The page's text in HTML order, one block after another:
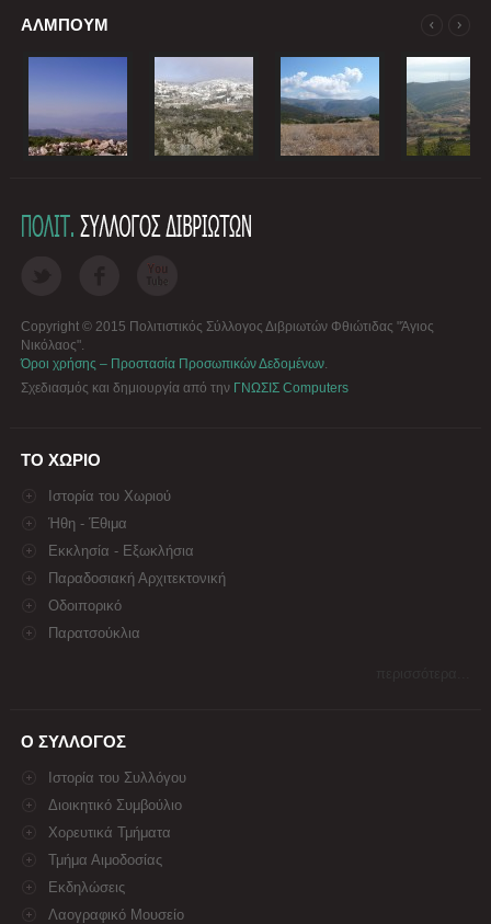
ΑΛΜΠΟΥΜ
Copyright © 2015 Πολιτιστικός Σύλλογος Διβριωτών Φθιώτιδας "Άγιος
Νικόλαος".
Όροι χρήσης – Προστασία Προσωπικών Δεδομένων.
Σχεδιασμός και δημιουργία από την ΓΝΩΣΙΣ Computers
ΤΟ ΧΩΡΙΟ
Ιστορία του Χωριού
Ήθη - Έθιμα
Εκκλησία - Εξωκλήσια
Παραδοσιακή Αρχιτεκτονική
Οδοιπορικό
Παρατσούκλια
Ο ΣΥΛΛΟΓΟΣ
Ιστορία του Συλλόγου
Διοικητικό Συμβούλιο
Χορευτικά Τμήματα
Τμήμα Αιμοδοσίας
Εκδηλώσεις
Λαογραφικό Μουσείο